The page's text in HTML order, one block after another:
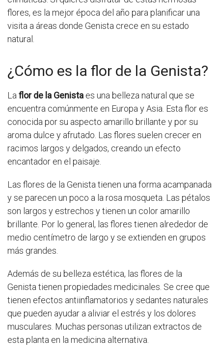
flores, es la mejor época del año para planificar una
visita a áreas donde Genista crece en su estado
natural.
¿Cómo es la flor de la Genista?
La flor de la Genista es una belleza natural que se
encuentra comúnmente en Europa y Asia. Esta flor es
conocida por su aspecto amarillo brillante y por su
aroma dulce y afrutado. Las flores suelen crecer en
racimos largos y delgados, creando un efecto
encantador en el paisaje.
Las flores de la Genista tienen una forma acampanada
y se parecen un poco a la rosa mosqueta. Las pétalos
son largos y estrechos y tienen un color amarillo
brillante. Por lo general, las flores tienen alrededor de
medio centímetro de largo y se extienden en grupos
más grandes.
Además de su belleza estética, las flores de la
Genista tienen propiedades medicinales. Se cree que
tienen efectos antiinflamatorios y sedantes naturales
que pueden ayudar a aliviar el estrés y los dolores
musculares. Muchas personas utilizan extractos de
esta planta en la medicina alternativa.